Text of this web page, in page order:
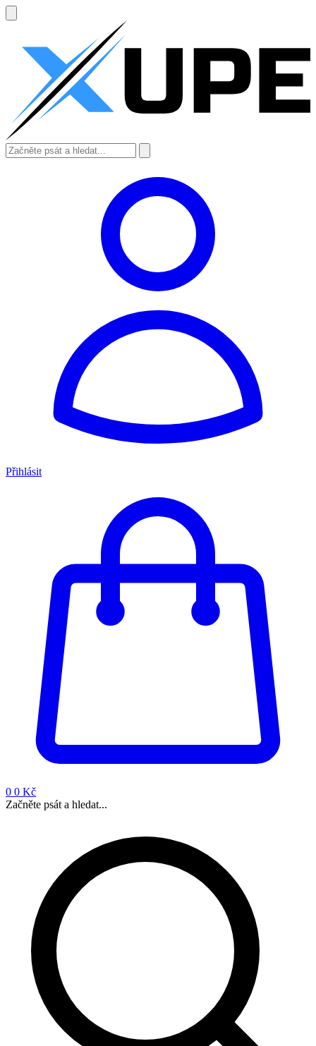
Přihlásit
0 0 Kč
Začněte psát a hledat...